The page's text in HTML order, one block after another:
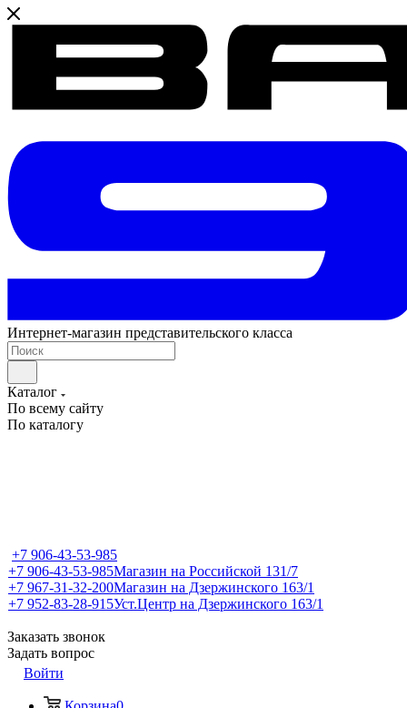
Интернет-магазин представительского класса
Каталог
По всему сайту
По каталогу
+7 906-43-53-985
+7 906-43-53-985Магазин на Российской 131/7
+7 967-31-32-200Магазин на Дзержинского 163/1
+7 952-83-28-915Уст.Центр на Дзержинского 163/1
Заказать звонок
Задать вопрос
Войти